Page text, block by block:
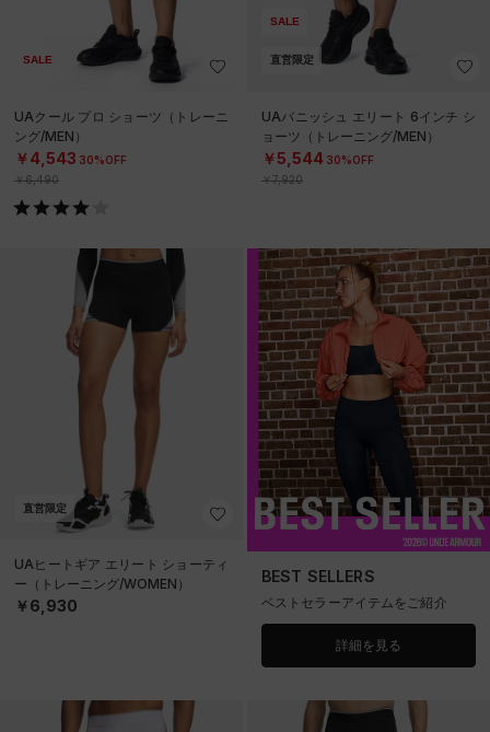
SALE
UAクール プロ ショーツ（トレーニ
ング/MEN）
￥4,543 30%OFF
￥6,490
SALE
直営限定
UAバニッシュ エリート 6インチ シ
ョーツ（トレーニング/MEN）
￥5,544 30%OFF
￥7,920
直営限定
UAヒートギア エリート ショーティ
ー（トレーニング/WOMEN）
￥6,930
BEST SELLERS
ベストセラーアイテムをご紹介
詳細を見る